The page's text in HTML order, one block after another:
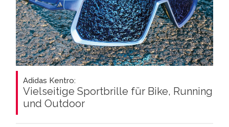
Adidas Kentro:
Vielseitige Sportbrille für Bike, Running
und Outdoor